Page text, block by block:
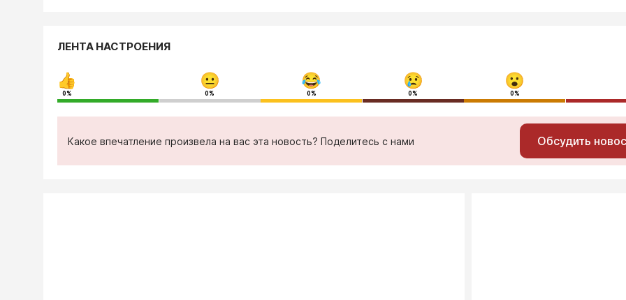
ЛЕНТА НАСТРОЕНИЯ
0% 0% 0% 0% 0%
Какое впечатление произвела на вас эта новость? Поделитесь с нами Обсудить